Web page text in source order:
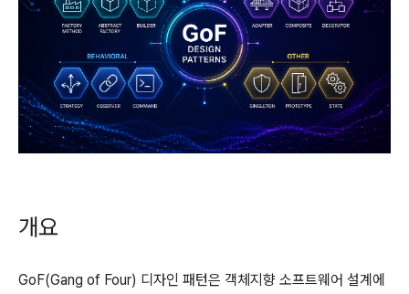
개요
GoF(Gang of Four) 디자인 패턴은 객체지향 소프트웨어 설계에